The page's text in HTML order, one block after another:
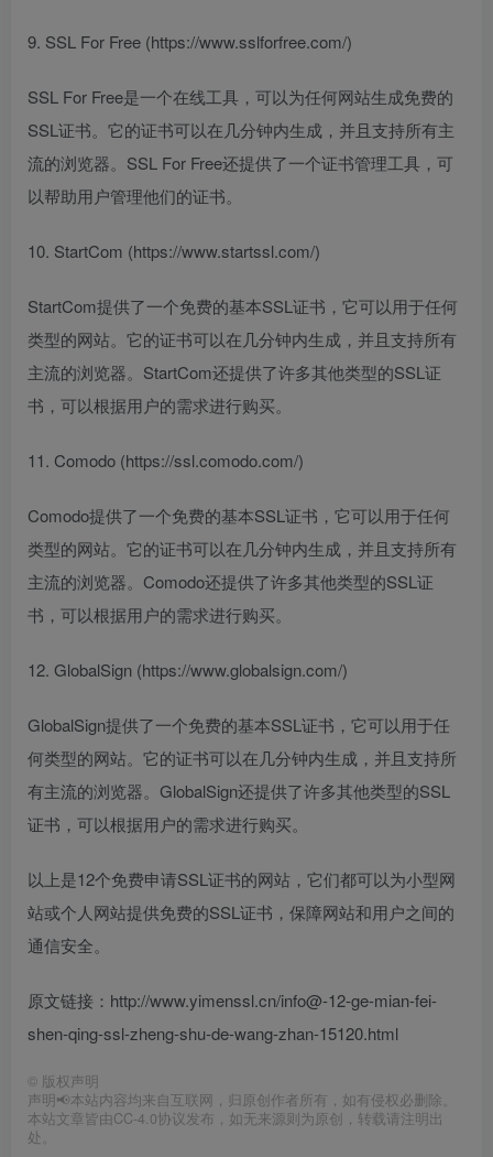
9. SSL For Free (https://www.sslforfree.com/)
SSL For Free是一个在线工具，可以为任何网站生成免费的
SSL证书。它的证书可以在几分钟内生成，并且支持所有主
流的浏览器。SSL For Free还提供了一个证书管理工具，可
以帮助用户管理他们的证书。
10. StartCom (https://www.startssl.com/)
StartCom提供了一个免费的基本SSL证书，它可以用于任何
类型的网站。它的证书可以在几分钟内生成，并且支持所有
主流的浏览器。StartCom还提供了许多其他类型的SSL证
书，可以根据用户的需求进行购买。
11. Comodo (https://ssl.comodo.com/)
Comodo提供了一个免费的基本SSL证书，它可以用于任何
类型的网站。它的证书可以在几分钟内生成，并且支持所有
主流的浏览器。Comodo还提供了许多其他类型的SSL证
书，可以根据用户的需求进行购买。
12. GlobalSign (https://www.globalsign.com/)
GlobalSign提供了一个免费的基本SSL证书，它可以用于任
何类型的网站。它的证书可以在几分钟内生成，并且支持所
有主流的浏览器。GlobalSign还提供了许多其他类型的SSL
证书，可以根据用户的需求进行购买。
以上是12个免费申请SSL证书的网站，它们都可以为小型网
站或个人网站提供免费的SSL证书，保障网站和用户之间的
通信安全。
原文链接：http://www.yimenssl.cn/info@-12-ge-mian-fei-
shen-qing-ssl-zheng-shu-de-wang-zhan-15120.html
© 版权声明
声明📢本站内容均来自互联网，归原创作者所有，如有侵权必删除。
本站文章皆由CC-4.0协议发布，如无来源则为原创，转载请注明出
处。